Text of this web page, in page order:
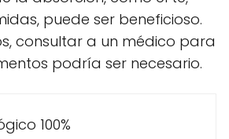
puede ser beneficioso.
consultar a un médico para
podría ser necesario.
100%